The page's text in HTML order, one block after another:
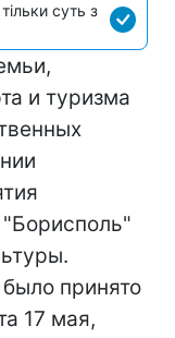
суть з
и туризма
принято
17 мая,